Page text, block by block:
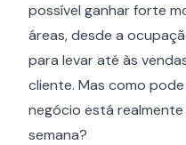
possível ganhar forte
áreas, desde a
para levar até às
cliente. Mas como
negócio está
semana?